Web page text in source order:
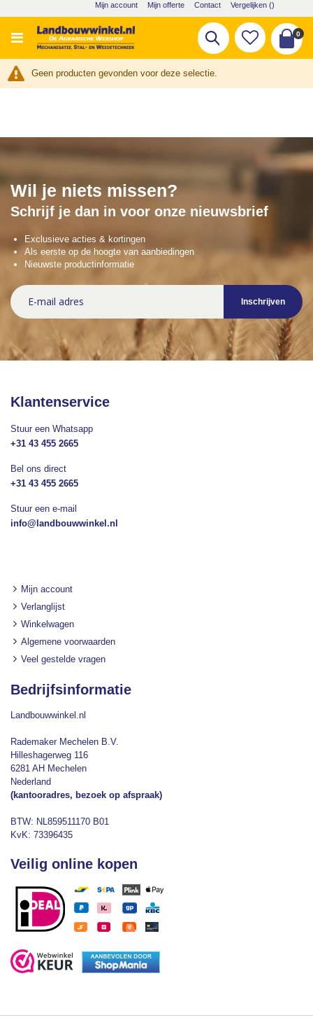
naar
de
inhoud
Mijn account Mijn offerte Contact Vergelijken ()
Cart
0
Zoek
Geen producten gevonden voor deze selectie.
Wil je niets missen?
Schrijf je dan in voor onze nieuwsbrief
Exclusieve acties & kortingen
Als eerste op de hoogte van aanbiedingen
Nieuwste productinformatie
Abonneer
u
op
Inschrijven
Klantenservice
Stuur een Whatsapp
+31 43 455 2665
Bel ons direct
+31 43 455 2665
Stuur een e-mail
info@landbouwwinkel.nl
Mijn account
Verlanglijst
Winkelwagen
Algemene voorwaarden
Veel gestelde vragen
Bedrijfsinformatie
Landbouwwinkel.nl
Rademaker Mechelen B.V.
Hilleshagerweg 116
6281 AH Mechelen
Nederland
(kantooradres, bezoek op afspraak)
BTW: NL859511170 B01
KvK: 73396435
Veilig online kopen